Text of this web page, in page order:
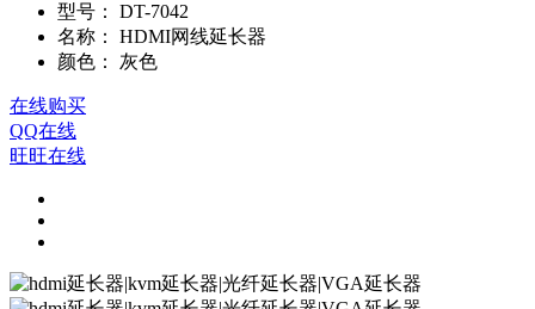
型号：
DT-7042
名称：
HDMI网线延长器
颜色：
灰色
在线购买
QQ在线
旺旺在线